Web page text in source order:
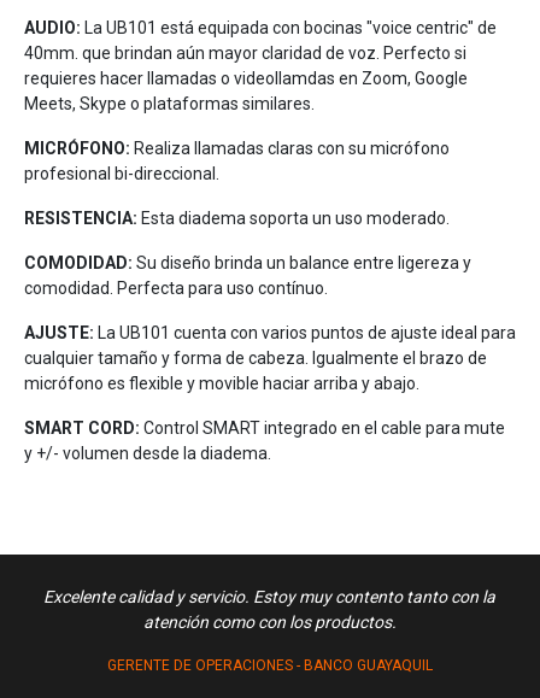
AUDIO: La UB101 está equipada con bocinas "voice centric" de
40mm. que brindan aún mayor claridad de voz. Perfecto si
requieres hacer llamadas o videollamdas en Zoom, Google
Meets, Skype o plataformas similares.
MICRÓFONO: Realiza llamadas claras con su micrófono
profesional bi-direccional.
RESISTENCIA: Esta diadema soporta un uso moderado.
COMODIDAD: Su diseño brinda un balance entre ligereza y
comodidad. Perfecta para uso contínuo.
AJUSTE: La UB101 cuenta con varios puntos de ajuste ideal para
cualquier tamaño y forma de cabeza. Igualmente el brazo de
micrófono es flexible y movible haciar arriba y abajo.
SMART CORD: Control SMART integrado en el cable para mute
y +/- volumen desde la diadema.
Excelente calidad y servicio. Estoy muy contento tanto con la
atención como con los productos.
GERENTE DE OPERACIONES - BANCO GUAYAQUIL